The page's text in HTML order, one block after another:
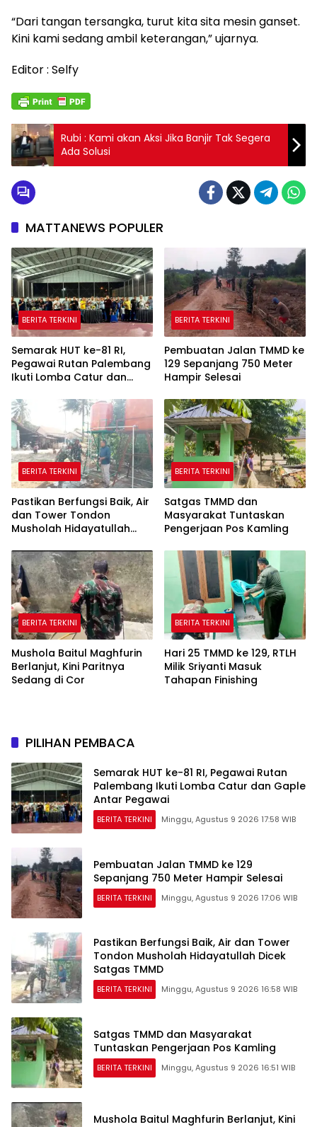
“Dari tangan tersangka, turut kita sita mesin ganset.
Kini kami sedang ambil keterangan,” ujarnya.
Editor : Selfy
Rubi : Kami akan Aksi Jika Banjir Tak Segera
Ada Solusi
MATTANEWS POPULER
BERITA TERKINI
Semarak HUT ke-81 RI,
Pegawai Rutan Palembang
Ikuti Lomba Catur dan
BERITA TERKINI
Pembuatan Jalan TMMD ke
129 Sepanjang 750 Meter
Hampir Selesai
BERITA TERKINI
Pastikan Berfungsi Baik, Air
dan Tower Tondon
Musholah Hidayatullah
BERITA TERKINI
Satgas TMMD dan
Masyarakat Tuntaskan
Pengerjaan Pos Kamling
BERITA TERKINI
Mushola Baitul Maghfurin
Berlanjut, Kini Paritnya
Sedang di Cor
BERITA TERKINI
Hari 25 TMMD ke 129, RTLH
Milik Sriyanti Masuk
Tahapan Finishing
PILIHAN PEMBACA
Semarak HUT ke-81 RI, Pegawai Rutan
Palembang Ikuti Lomba Catur dan Gaple
Antar Pegawai
BERITA TERKINI Minggu, Agustus 9 2026 17:58 WIB
Pembuatan Jalan TMMD ke 129
Sepanjang 750 Meter Hampir Selesai
BERITA TERKINI Minggu, Agustus 9 2026 17:06 WIB
Pastikan Berfungsi Baik, Air dan Tower
Tondon Musholah Hidayatullah Dicek
Satgas TMMD
BERITA TERKINI Minggu, Agustus 9 2026 16:58 WIB
Satgas TMMD dan Masyarakat
Tuntaskan Pengerjaan Pos Kamling
BERITA TERKINI Minggu, Agustus 9 2026 16:51 WIB
Mushola Baitul Maghfurin Berlanjut, Kini